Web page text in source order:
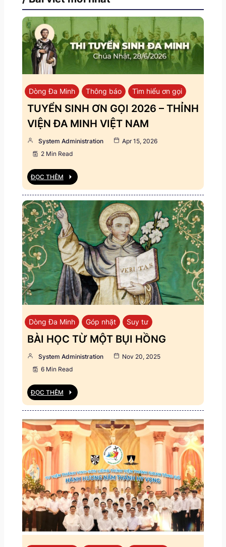
Dòng Đa Minh Thông báo Tìm hiểu ơn gọi
TUYỂN SINH ƠN GỌI 2026 – THỈNH
VIỆN ĐA MINH VIỆT NAM
System Administration
Apr 15, 2026
2 Min Read
ĐỌC THÊM
Dòng Đa Minh Góp nhặt Suy tư
BÀI HỌC TỪ MỘT BỤI HỒNG
System Administration
Nov 20, 2025
6 Min Read
ĐỌC THÊM